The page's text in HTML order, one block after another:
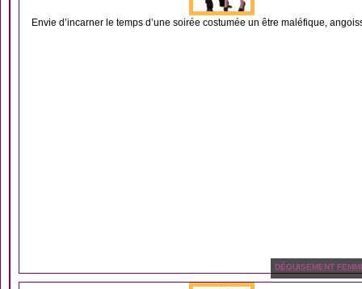
Envie d’incarner le temps d’une soirée costumée un être maléfique,
DÉGUISEMENT